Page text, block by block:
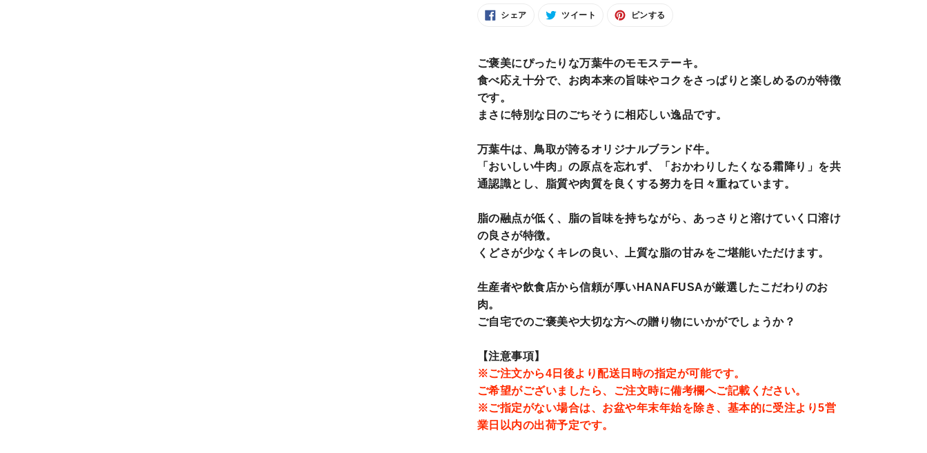
シェアFACEBOOK
る
ツイート TWITTERピンする
ー
ト
に
商
を
追
加
る
ご褒美にぴったりな万葉牛のモモステーキ。
食べ応え十分で、お肉本来の旨味やコクをさっぱりと楽しめるのが特徴
です。
まさに特別な日のごちそうに相応しい逸品です。
万葉牛は、鳥取が誇るオリジナルブランド牛。
「おいしい牛肉」の原点を忘れず、「おかわりしたくなる霜降り」を共
通認識とし、脂質や肉質を良くする努力を日々重ねています。
脂の融点が低く、脂の旨味を持ちながら、あっさりと溶けていく口溶け
の良さが特徴。
くどさが少なくキレの良い、上質な脂の甘みをご堪能いただけます。
生産者や飲食店から信頼が厚いHANAFUSAが厳選したこだわりのお
肉。
ご自宅でのご褒美や大切な方への贈り物にいかがでしょうか？
【注意事項】
※ご注文から4日後より配送日時の指定が可能です。
ご希望がございましたら、ご注文時に備考欄へご記載ください。
※ご指定がない場合は、お盆や年末年始を除き、基本的に受注より5営
業日以内の出荷予定です。